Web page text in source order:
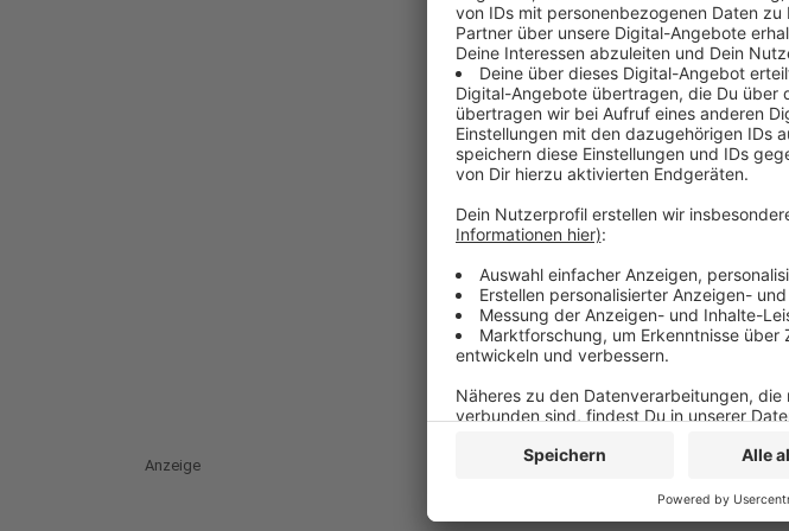
Gold gewinnt
haben bereits mit
Für Fußballer
Deutsche
Anzeige
Anzeige